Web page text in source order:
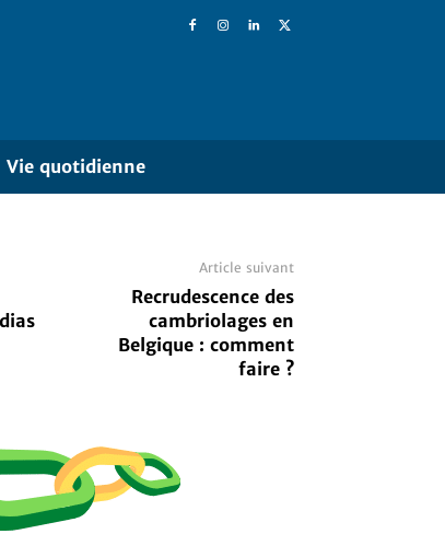
Vie quotidienne
Article suivant
Recrudescence des
cambriolages en
Belgique : comment
faire ?